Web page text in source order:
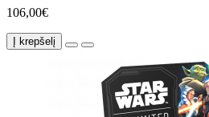
106,00€
Į krepšelį